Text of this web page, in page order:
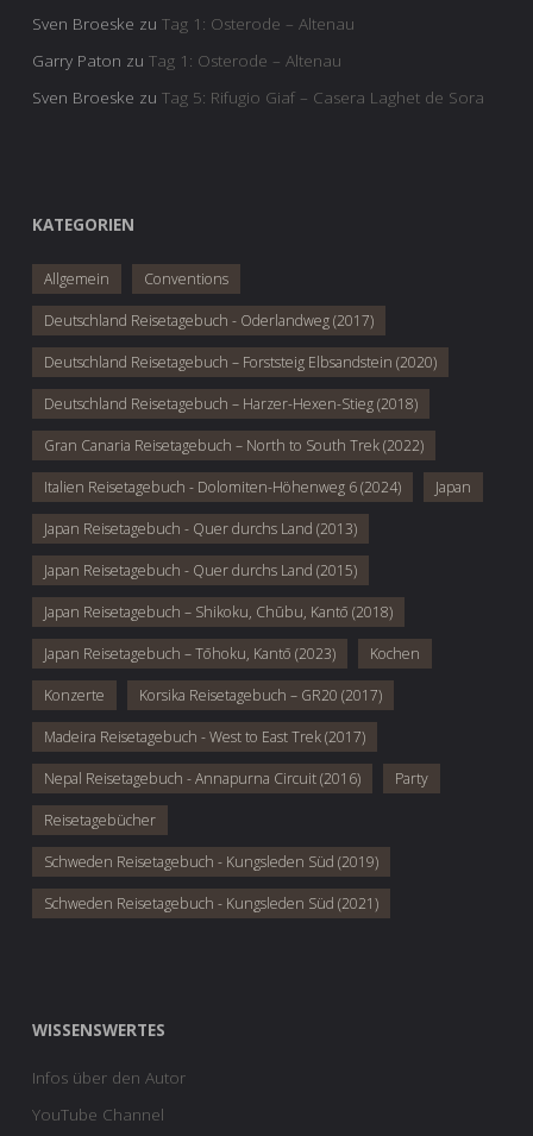
Sven Broeske zu Tag 1: Osterode – Altenau
Garry Paton zu Tag 1: Osterode – Altenau
Sven Broeske zu Tag 5: Rifugio Giaf – Casera Laghet de Sora
KATEGORIEN
Allgemein Conventions
Deutschland Reisetagebuch - Oderlandweg (2017)
Deutschland Reisetagebuch – Forststeig Elbsandstein (2020)
Deutschland Reisetagebuch – Harzer-Hexen-Stieg (2018)
Gran Canaria Reisetagebuch – North to South Trek (2022)
Italien Reisetagebuch - Dolomiten-Höhenweg 6 (2024) Japan
Japan Reisetagebuch - Quer durchs Land (2013)
Japan Reisetagebuch - Quer durchs Land (2015)
Japan Reisetagebuch – Shikoku, Chūbu, Kantō (2018)
Japan Reisetagebuch – Tōhoku, Kantō (2023) Kochen
Konzerte Korsika Reisetagebuch – GR20 (2017)
Madeira Reisetagebuch - West to East Trek (2017)
Nepal Reisetagebuch - Annapurna Circuit (2016) Party
Reisetagebücher
Schweden Reisetagebuch - Kungsleden Süd (2019)
Schweden Reisetagebuch - Kungsleden Süd (2021)
WISSENSWERTES
Infos über den Autor
YouTube Channel